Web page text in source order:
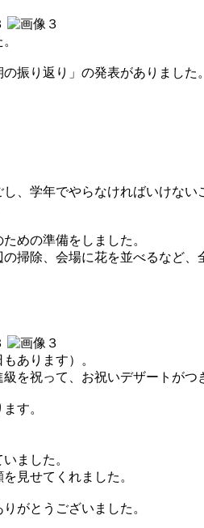
振り返り」の発表がありました。
、学年でやらなければいけな
めの準備をしました。
掃除、会場に花を並べるなど、
あります）。
を祝って、お祝いデザートがつ
す。
ました。
見せてくれました。
がとうございました。